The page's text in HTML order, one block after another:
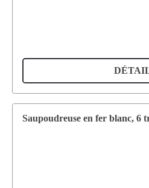
Saupoudreuse en fer blanc, 6